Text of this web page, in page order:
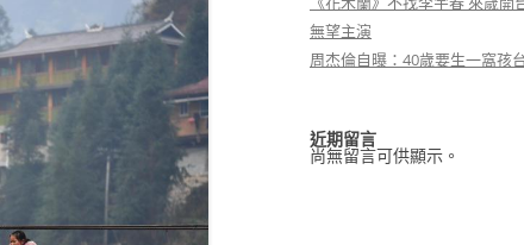
無望主演
周杰倫自曝：40歲要生一窩孩
近期留言
尚無留言可供顯示。